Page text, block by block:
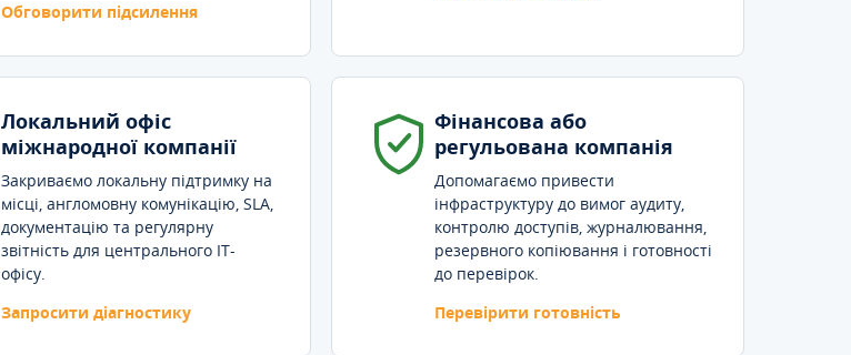
Обговорити підсилення
Локальний офіс
міжнародної компанії
Закриваємо локальну підтримку на
місці, англомовну комунікацію, SLA,
документацію та регулярну
звітність для центрального IT-
офісу.
Запросити діагностику
Фінансова або
регульована компанія
Допомагаємо привести
інфраструктуру до вимог аудиту,
контролю доступів, журналювання,
резервного копіювання і готовності
до перевірок.
Перевірити готовність